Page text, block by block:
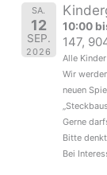
SA.
12
SEP.
2026
10:00
147,
Alle
Wir
neuen
Gerne
Bitte
Bei